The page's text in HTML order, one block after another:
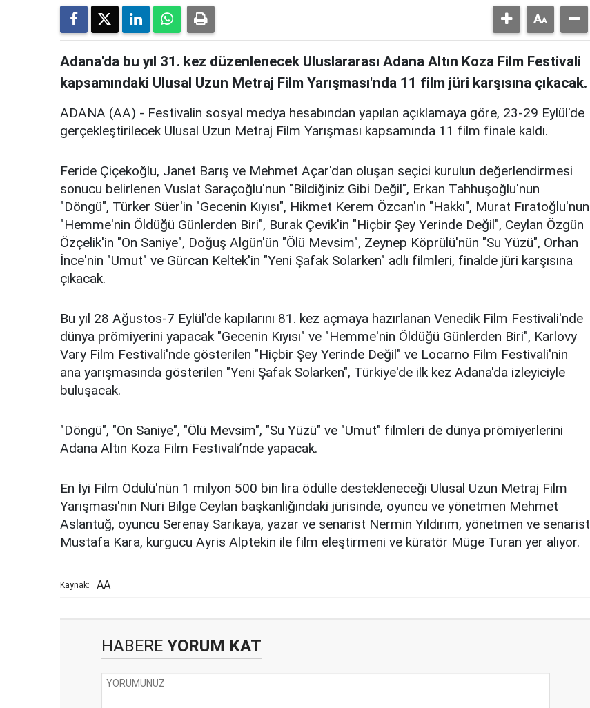
Adana'da bu yıl 31. kez düzenlenecek Uluslararası Adana Altın Koza Film Festivali
kapsamındaki Ulusal Uzun Metraj Film Yarışması'nda 11 film jüri karşısına çıkacak.
ADANA (AA) - Festivalin sosyal medya hesabından yapılan açıklamaya göre, 23-29 Eylül'de
gerçekleştirilecek Ulusal Uzun Metraj Film Yarışması kapsamında 11 film finale kaldı.
Feride Çiçekoğlu, Janet Barış ve Mehmet Açar'dan oluşan seçici kurulun değerlendirmesi
sonucu belirlenen Vuslat Saraçoğlu'nun "Bildiğiniz Gibi Değil", Erkan Tahhuşoğlu'nun
"Döngü", Türker Süer'in "Gecenin Kıyısı", Hikmet Kerem Özcan'ın "Hakkı", Murat Fıratoğlu'nun
"Hemme'nin Öldüğü Günlerden Biri", Burak Çevik'in "Hiçbir Şey Yerinde Değil", Ceylan Özgün
Özçelik'in "On Saniye", Doğuş Algün'ün "Ölü Mevsim", Zeynep Köprülü'nün "Su Yüzü", Orhan
İnce'nin "Umut" ve Gürcan Keltek'in "Yeni Şafak Solarken" adlı filmleri, finalde jüri karşısına
çıkacak.
Bu yıl 28 Ağustos-7 Eylül'de kapılarını 81. kez açmaya hazırlanan Venedik Film Festivali'nde
dünya prömiyerini yapacak "Gecenin Kıyısı" ve "Hemme'nin Öldüğü Günlerden Biri", Karlovy
Vary Film Festivali'nde gösterilen "Hiçbir Şey Yerinde Değil" ve Locarno Film Festivali'nin
ana yarışmasında gösterilen "Yeni Şafak Solarken", Türkiye'de ilk kez Adana'da izleyiciyle
buluşacak.
"Döngü", "On Saniye", "Ölü Mevsim", "Su Yüzü" ve "Umut" filmleri de dünya prömiyerlerini
Adana Altın Koza Film Festivali’nde yapacak.
En İyi Film Ödülü'nün 1 milyon 500 bin lira ödülle destekleneceği Ulusal Uzun Metraj Film
Yarışması'nın Nuri Bilge Ceylan başkanlığındaki jürisinde, oyuncu ve yönetmen Mehmet
Aslantuğ, oyuncu Serenay Sarıkaya, yazar ve senarist Nermin Yıldırım, yönetmen ve senarist
Mustafa Kara, kurgucu Ayris Alptekin ile film eleştirmeni ve küratör Müge Turan yer alıyor.
Kaynak: AA
HABERE YORUM KAT